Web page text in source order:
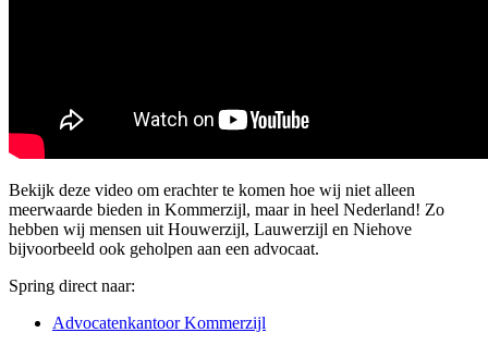
Bekijk deze video om erachter te komen hoe wij niet alleen
meerwaarde bieden in Kommerzijl, maar in heel Nederland! Zo
hebben wij mensen uit Houwerzijl, Lauwerzijl en Niehove
bijvoorbeeld ook geholpen aan een advocaat.
Spring direct naar:
Advocatenkantoor Kommerzijl